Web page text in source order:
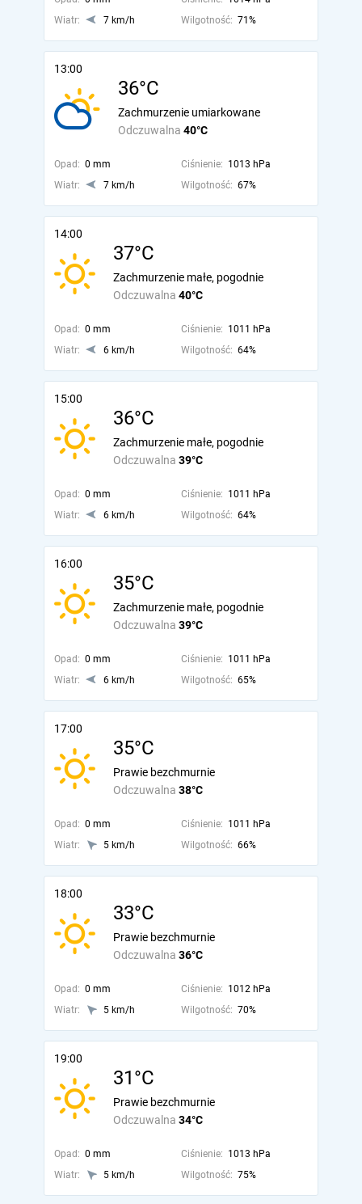
Wiatr:
7 km/h Wilgotność: 71%
13:00
36°C
Odczuwalna 40°C
Zachmurzenie umiarkowane
Opad: 0 mm Ciśnienie: 1013 hPa
Wiatr:
7 km/h Wilgotność: 67%
14:00
37°C
Odczuwalna 40°C
Zachmurzenie małe, pogodnie
Opad: 0 mm Ciśnienie: 1011 hPa
Wiatr:
6 km/h Wilgotność: 64%
15:00
36°C
Odczuwalna 39°C
Zachmurzenie małe, pogodnie
Opad: 0 mm Ciśnienie: 1011 hPa
Wiatr:
6 km/h Wilgotność: 64%
16:00
35°C
Odczuwalna 39°C
Zachmurzenie małe, pogodnie
Opad: 0 mm Ciśnienie: 1011 hPa
Wiatr:
6 km/h Wilgotność: 65%
17:00
35°C
Odczuwalna 38°C
Prawie bezchmurnie
Opad: 0 mm Ciśnienie: 1011 hPa
Wiatr:
5 km/h Wilgotność: 66%
18:00
33°C
Odczuwalna 36°C
Prawie bezchmurnie
Opad: 0 mm Ciśnienie: 1012 hPa
Wiatr:
5 km/h Wilgotność: 70%
19:00
31°C
Odczuwalna 34°C
Prawie bezchmurnie
Opad: 0 mm Ciśnienie: 1013 hPa
Wiatr:
5 km/h Wilgotność: 75%